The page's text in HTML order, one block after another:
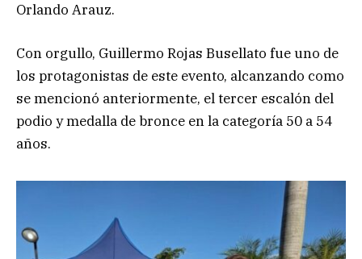
Orlando Arauz.
Con orgullo, Guillermo Rojas Busellato fue uno de
los protagonistas de este evento, alcanzando como
se mencionó anteriormente, el tercer escalón del
podio y medalla de bronce en la categoría 50 a 54
años.